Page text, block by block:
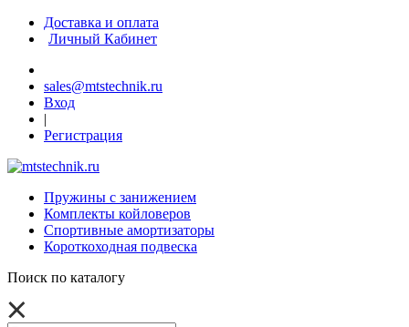
Доставка и оплата
Личный Кабинет
sales@mtstechnik.ru
Вход
|
Регистрация
Пружины с занижением
Комплекты койловеров
Спортивные амортизаторы
Короткоходная подвеска
Поиск по каталогу